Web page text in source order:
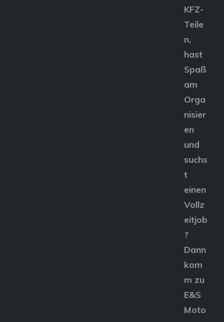
KFZ-
Teile
n,
hast
Spaß
am
Orga
nisier
en
und
suchs
t
einen
Vollz
eitjob
?
Dann
kom
m zu
E&S
Moto